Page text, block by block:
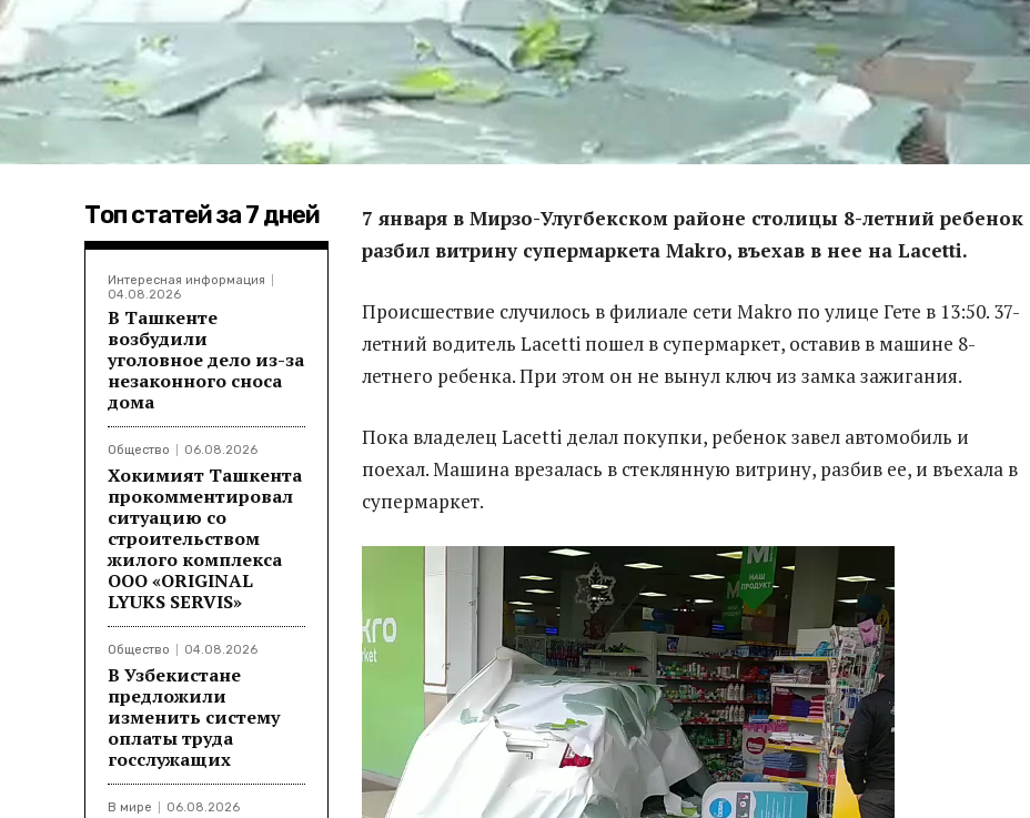
Топ статей за 7 дней
Интересная информация
04.08.2026
В Ташкенте
возбудили
уголовное дело из-за
незаконного сноса
дома
Общество 06.08.2026
Хокимият Ташкента
прокомментировал
ситуацию со
строительством
жилого комплекса
ООО «ORIGINAL
LYUKS SERVIS»
Общество 04.08.2026
В Узбекистане
предложили
изменить систему
оплаты труда
госслужащих
В мире 06.08.2026
7 января в Мирзо-Улугбекском районе столицы 8-летний ребенок
разбил витрину супермаркета Makro, въехав в нее на Lacetti.
Происшествие случилось в филиале сети Makro по улице Гете в 13:50. 37-
летний водитель Lacetti пошел в супермаркет, оставив в машине 8-
летнего ребенка. При этом он не вынул ключ из замка зажигания.
Пока владелец Lacetti делал покупки, ребенок завел автомобиль и
поехал. Машина врезалась в стеклянную витрину, разбив ее, и въехала в
супермаркет.